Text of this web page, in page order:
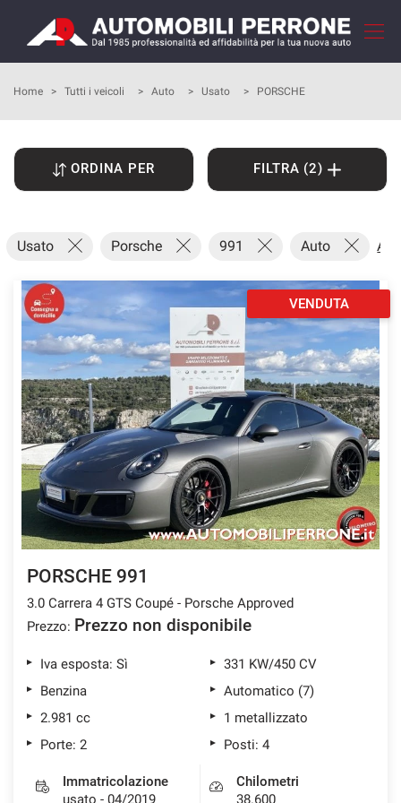
HOME
COME ACQUISTARE
I NOSTRI SERVIZI
RECENSIONI
LISTA VEICOLI
VENDI LA TUA AUTO
ASSISTENZA POST VENDITA
CONTATTI
NEWS
AREA COMMERCIANTI
Home > Tutti i veicoli > Auto > Usato > PORSCHE
ORDINA PER FILTRA (2)
Usato Porsche 991 Auto
VENDUTA
PORSCHE 991
3.0 Carrera 4 GTS Coupé - Porsche Approved
Prezzo: Prezzo non disponibile
Iva esposta: Sì
331 KW/450 CV
Benzina
Automatico (7)
2.981 cc
1 metallizzato
Porte: 2
Posti: 4
Immatricolazione
usato - 04/2019
Chilometri
38.600
tue
preferenze
di
pannello
ti
esprimere
tue
preferenze
di
consenso
alle
tecnologie
di
tracciamento
che
adottiamo
per
offrire
le
funzionalità
e
svolgere
le
attività
di
seguito
Per
maggiori
informazioni
e
funzionamento